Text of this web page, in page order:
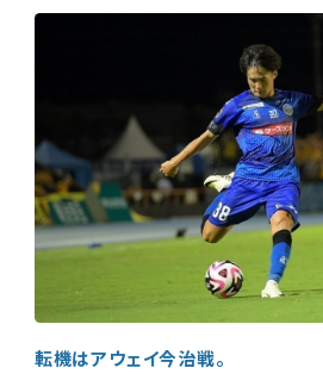
転機はアウェイ今治戦。